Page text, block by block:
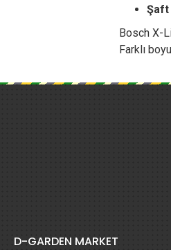
Şaft
Bosch X-
Farklı
D-GARDEN MARKET